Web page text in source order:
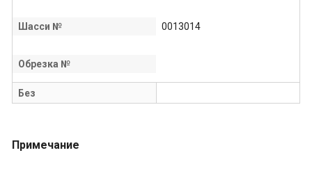
Шасси № 0013014
Обрезка №
Без
Примечание